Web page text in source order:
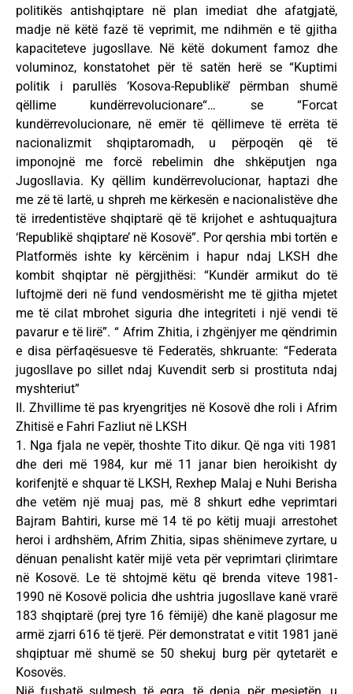
politikës antishqiptare në plan imediat dhe afatgjatë,
madje në këtë fazë të veprimit, me ndihmën e të gjitha
kapaciteteve jugosllave. Në këtë dokument famoz dhe
voluminoz, konstatohet për të satën herë se “Kuptimi
politik i parullës ‘Kosova-Republikë’ përmban shumë
qëllime kundërrevolucionare“… se “Forcat
kundërrevolucionare, në emër të qëllimeve të errëta të
nacionalizmit shqiptaromadh, u përpoqën që të
imponojnë me forcë rebelimin dhe shkëputjen nga
Jugosllavia. Ky qëllim kundërrevolucionar, haptazi dhe
me zë të lartë, u shpreh me kërkesën e nacionalistëve dhe
të irredentistëve shqiptarë që të krijohet e ashtuquajtura
‘Republikë shqiptare’ në Kosovë”. Por qershia mbi tortën e
Platformës ishte ky kërcënim i hapur ndaj LKSH dhe
kombit shqiptar në përgjithësi: “Kundër armikut do të
luftojmë deri në fund vendosmërisht me të gjitha mjetet
me të cilat mbrohet siguria dhe integriteti i një vendi të
pavarur e të lirë”. “ Afrim Zhitia, i zhgënjyer me qëndrimin
e disa përfaqësuesve të Federatës, shkruante: “Federata
jugosllave po sillet ndaj Kuvendit serb si prostituta ndaj
myshteriut”
II. Zhvillime të pas kryengritjes në Kosovë dhe roli i Afrim
Zhitisë e Fahri Fazliut në LKSH
1. Nga fjala ne vepër, thoshte Tito dikur. Që nga viti 1981
dhe deri më 1984, kur më 11 janar bien heroikisht dy
korifenjtë e shquar të LKSH, Rexhep Malaj e Nuhi Berisha
dhe vetëm një muaj pas, më 8 shkurt edhe veprimtari
Bajram Bahtiri, kurse më 14 të po këtij muaji arrestohet
heroi i ardhshëm, Afrim Zhitia, sipas shënimeve zyrtare, u
dënuan penalisht katër mijë veta për veprimtari çlirimtare
në Kosovë. Le të shtojmë këtu që brenda viteve 1981-
1990 në Kosovë policia dhe ushtria jugosllave kanë vrarë
183 shqiptarë (prej tyre 16 fëmijë) dhe kanë plagosur me
armë zjarri 616 të tjerë. Për demonstratat e vitit 1981 janë
shqiptuar më shumë se 50 shekuj burg për qytetarët e
Kosovës.